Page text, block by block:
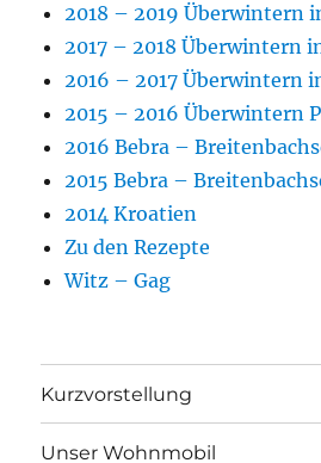
2018 – 2019 Überwintern
2017 – 2018 Überwintern
2016 – 2017 Überwintern
2015 – 2016 Überwintern
2016 Bebra –
2015 Bebra –
2014 Kroatien
Zu den Rezepte
Witz – Gag
Kurzvorstellung
Unser Wohnmobil